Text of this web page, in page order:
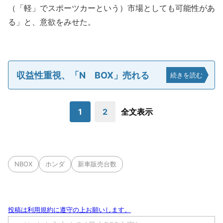
（「軽」でスポーツカーという）市場としても可能性があ
る」と、意欲をみせた。
収益性重視、「N BOX」売れる 続きを読む
1 2 全文表示
NBOX ホンダ 新車販売台数